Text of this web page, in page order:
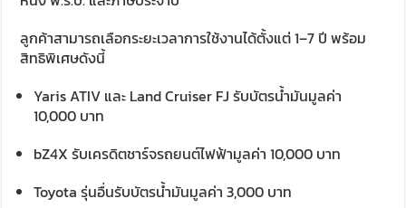
ลูกค้าสามารถเลือกระยะเวลาการใช้งานได้ตั้งแต่ 1–7 ปี พร้อม
สิทธิพิเศษดังนี้
Yaris ATIV และ Land Cruiser FJ รับบัตรน้ำมันมูลค่า
10,000 บาท
bZ4X รับเครดิตชาร์จรถยนต์ไฟฟ้ามูลค่า 10,000 บาท
Toyota รุ่นอื่นรับบัตรน้ำมันมูลค่า 3,000 บาท